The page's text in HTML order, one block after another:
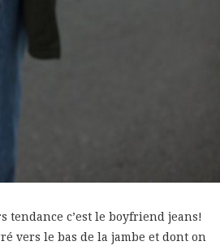
c’est le boyfriend jeans!
vers le bas de la jambe et dont on